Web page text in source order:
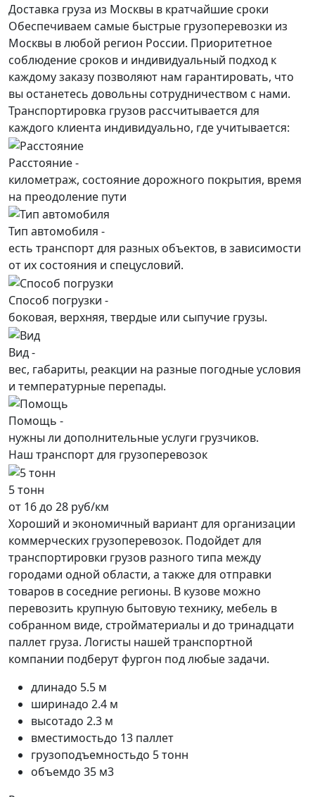
Доставка груза из Москвы в кратчайшие сроки
Обеспечиваем самые быстрые грузоперевозки из
Москвы в любой регион России. Приоритетное
соблюдение сроков и индивидуальный подход к
каждому заказу позволяют нам гарантировать, что
вы останетесь довольны сотрудничеством с нами.
Транспортировка грузов рассчитывается для
каждого клиента индивидуально, где учитывается:
Расстояние -
километраж, состояние дорожного покрытия, время
на преодоление пути
Тип автомобиля -
есть транспорт для разных объектов, в зависимости
от их состояния и спецусловий.
Способ погрузки -
боковая, верхняя, твердые или сыпучие грузы.
Вид -
вес, габариты, реакции на разные погодные условия
и температурные перепады.
Помощь -
нужны ли дополнительные услуги грузчиков.
Наш транспорт для грузоперевозок
5 тонн
от 16 до 28 руб/км
Хороший и экономичный вариант для организации
коммерческих грузоперевозок. Подойдет для
транспортировки грузов разного типа между
городами одной области, а также для отправки
товаров в соседние регионы. В кузове можно
перевозить крупную бытовую технику, мебель в
собранном виде, стройматериалы и до тринадцати
паллет груза. Логисты нашей транспортной
компании подберут фургон под любые задачи.
длинадо 5.5 м
ширинадо 2.4 м
высотадо 2.3 м
вместимостьдо 13 паллет
грузоподъемностьдо 5 тонн
объемдо 35 м3